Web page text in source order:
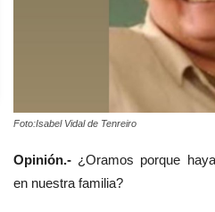
Foto:Isabel Vidal de Tenreiro
Opinión.- ¿Oramos porque
en nuestra familia?